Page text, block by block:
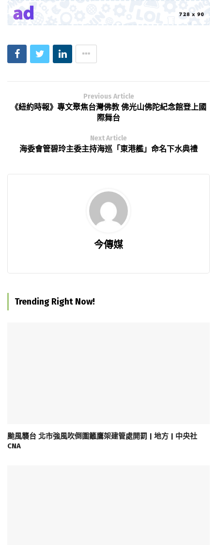
Previous Article
《紐約時報》專文聚焦台灣佛教 佛光山佛陀紀念館登上國
際舞台
Next Article
海委會管碧玲主委主持海巡「東港艦」命名下水典禮
今傳媒
Trending Right Now!
颱風襲台 北市強風吹倒圍籬鷹架建管處開罰 | 地方 | 中央社
CNA